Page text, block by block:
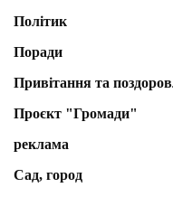
Політик
Поради
Привітання та
Проєкт "Громади"
реклама
Сад, город